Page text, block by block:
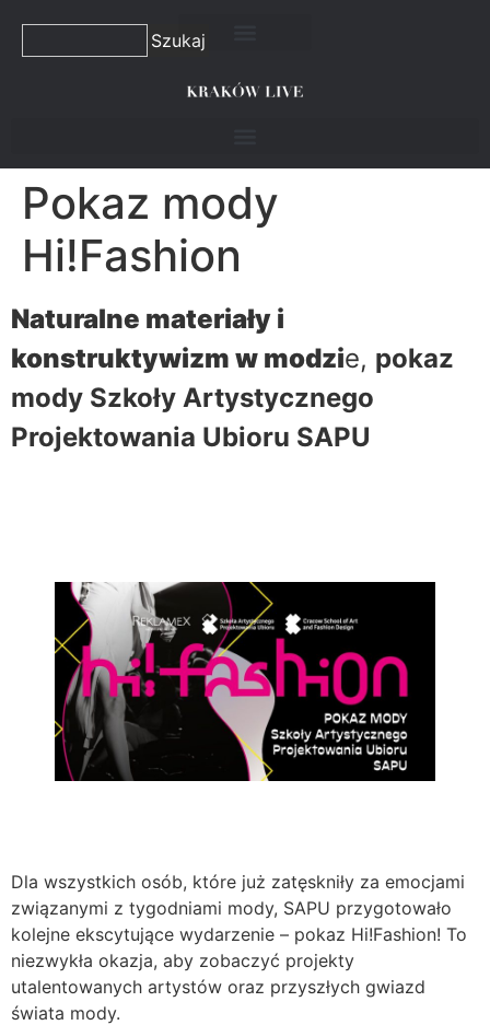
Szukaj
Pokaz mody
Hi!Fashion
Naturalne materiały i
konstruktywizm w modzie, pokaz
mody Szkoły Artystycznego
Projektowania Ubioru SAPU
Dla wszystkich osób, które już zatęskniły za emocjami
związanymi z tygodniami mody, SAPU przygotowało
kolejne ekscytujące wydarzenie – pokaz Hi!Fashion! To
niezwykła okazja, aby zobaczyć projekty
utalentowanych artystów oraz przyszłych gwiazd
świata mody.